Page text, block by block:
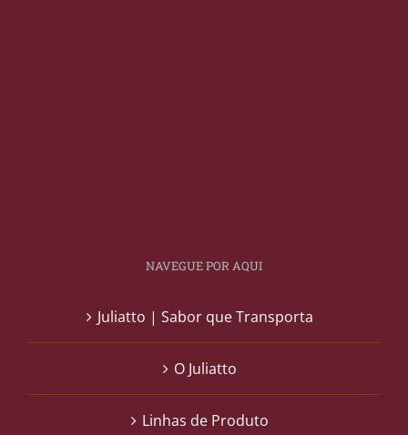
NAVEGUE POR AQUI
Juliatto | Sabor que Transporta
O Juliatto
Linhas de Produto